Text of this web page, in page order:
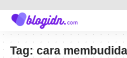
Tag: cara